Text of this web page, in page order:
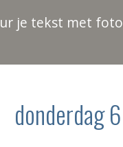
je tekst met
donderdag